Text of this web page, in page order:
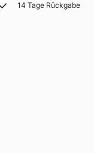
14 Tage Rückgabe